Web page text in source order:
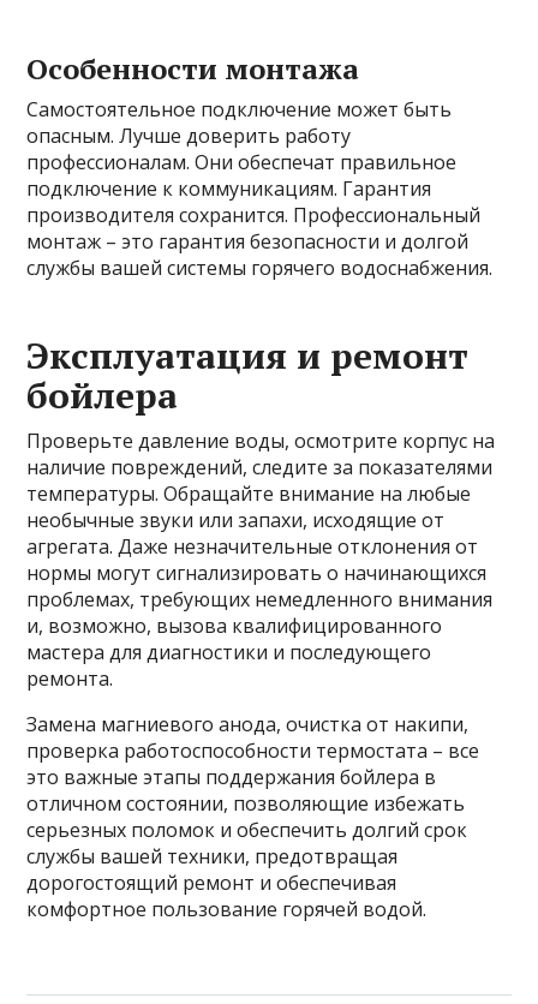
Особенности монтажа
Самостоятельное подключение может быть
опасным. Лучше доверить работу
профессионалам. Они обеспечат правильное
подключение к коммуникациям. Гарантия
производителя сохранится. Профессиональный
монтаж – это гарантия безопасности и долгой
службы вашей системы горячего водоснабжения.
Эксплуатация и ремонт
бойлера
Проверьте давление воды, осмотрите корпус на
наличие повреждений, следите за показателями
температуры. Обращайте внимание на любые
необычные звуки или запахи, исходящие от
агрегата. Даже незначительные отклонения от
нормы могут сигнализировать о начинающихся
проблемах, требующих немедленного внимания
и, возможно, вызова квалифицированного
мастера для диагностики и последующего
ремонта.
Замена магниевого анода, очистка от накипи,
проверка работоспособности термостата – все
это важные этапы поддержания бойлера в
отличном состоянии, позволяющие избежать
серьезных поломок и обеспечить долгий срок
службы вашей техники, предотвращая
дорогостоящий ремонт и обеспечивая
комфортное пользование горячей водой.